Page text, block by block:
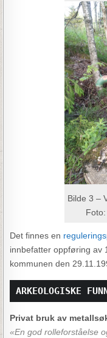
Bilde 3 –
Det finnes en
innbefatter oppføring av
kommunen den
ARKEOLOGISKE
Privat bruk av
«En god rolleforståelse